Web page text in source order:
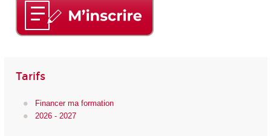
Tarifs
Financer ma formation
2026 - 2027